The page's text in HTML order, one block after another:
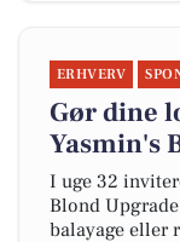
ERHVERV
Gør dine
Yasmin's
I uge 32
Blond
balayage eller